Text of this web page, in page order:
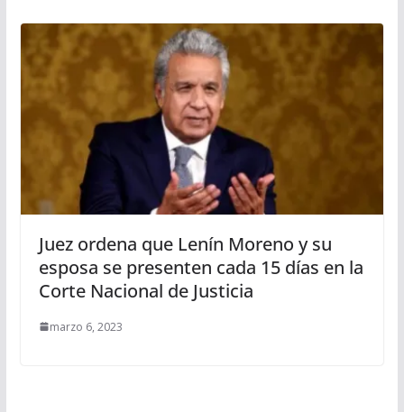
Juez ordena que Lenín Moreno y su
esposa se presenten cada 15 días en la
Corte Nacional de Justicia
marzo 6, 2023